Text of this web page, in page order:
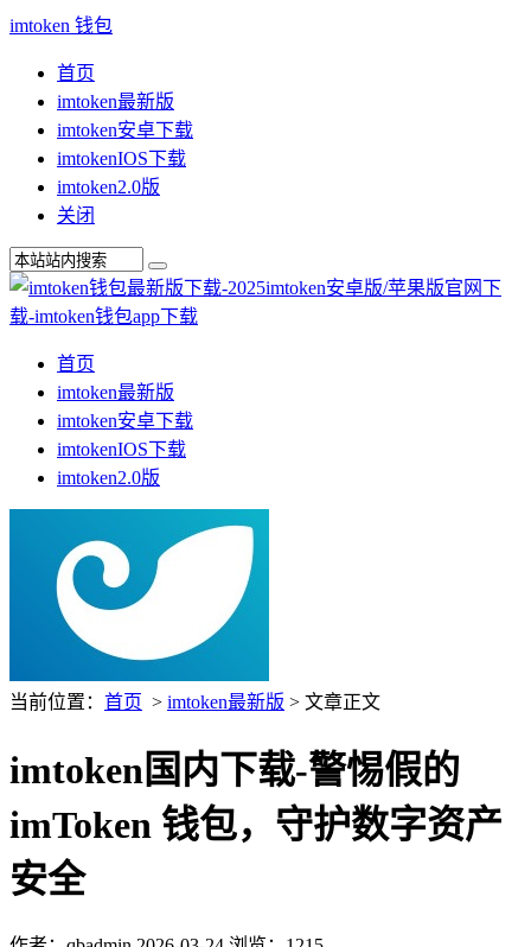
imtoken 钱包
首页
imtoken最新版
imtoken安卓下载
imtokenIOS下载
imtoken2.0版
关闭
首页
imtoken最新版
imtoken安卓下载
imtokenIOS下载
imtoken2.0版
当前位置： 首页 > imtoken最新版 > 文章正文
imtoken国内下载-警惕假的
imToken 钱包，守护数字资产
安全